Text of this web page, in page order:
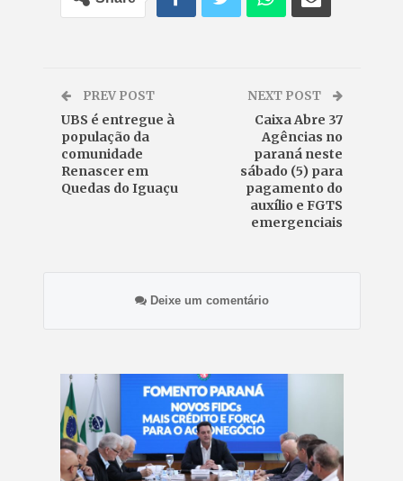
PREV POST
UBS é entregue à
população da
comunidade
Renascer em
Quedas do Iguaçu
NEXT POST
Caixa Abre 37
Agências no
paraná neste
sábado (5) para
pagamento do
auxílio e FGTS
emergenciais
Deixe um comentário